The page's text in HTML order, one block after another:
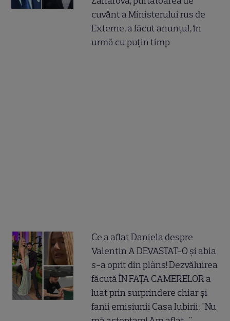
cuvânt a Ministerului rus de
Externe, a făcut anunțul, în
urmă cu puțin timp
Ce a aflat Daniela despre
Valentin A DEVASTAT-O și abia
s-a oprit din plâns! Dezvăluirea
făcută ÎN FAȚA CAMERELOR a
luat prin surprindere chiar și
fanii emisiunii Casa Iubirii: "Nu